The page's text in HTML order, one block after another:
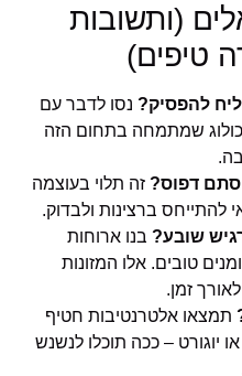
(ותשובות
טיפים)
להפסיק? נסו לדבר עם
שמתמחה בתחום הזה
סתם דפוס? זה תלוי בעוצמה
להתייחס ברצינות ולבדוק.
שובע? בנו ארוחות
טובים. אלו המזונות
זמן.
תמצאו אלטרנטיבות חטיף
יוגורט – ככה תוכלו לנשנש